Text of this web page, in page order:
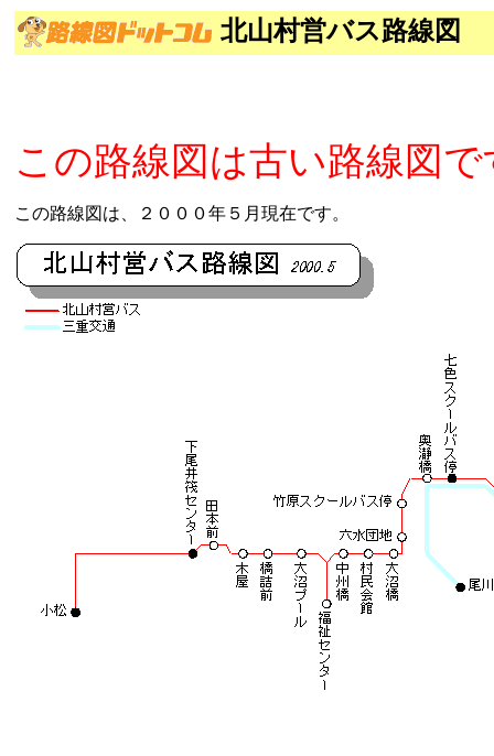
北山村営バス路線図
この路線図は古い路線図で
この路線図は、２０００年５月現在です。